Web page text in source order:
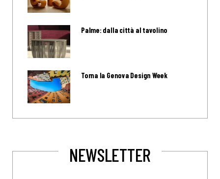
Palme: dalla città al tavolino
Torna la Genova Design Week
NEWSLETTER